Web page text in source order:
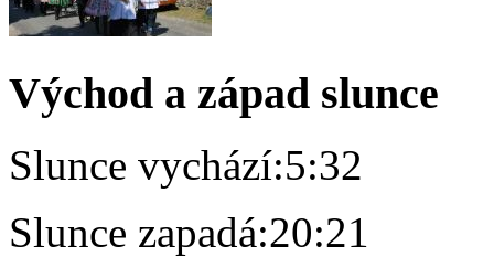
Východ a západ slunce
Slunce vychází:5:32
Slunce zapadá:20:21